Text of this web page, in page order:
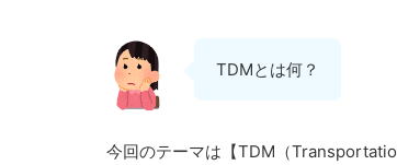
TDMとは何？
今回のテーマは【TDM（